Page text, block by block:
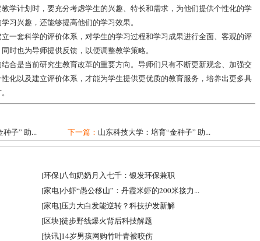
学计划时，要充分考虑学生的兴趣、特长和需求，为他们提供个性化的学
习兴趣，还能够提高他们的学习效果。
一套科学的评价体系，对学生的学习过程和学习成果进行全面、客观的评
时也为导师提供反馈，以便调整教学策略。
合是当前研究生教育改革的重要方向。导师们只有不断更新观念、加强交
化以及建立评价体系，才能为学生提供更优质的教育服务，培养出更多具
种子” 助... 下一篇： 山东科技大学：培育“金种子” 助...
[环保]八旬奶奶月入七千：银发环保兼职
[家电]小虾“愚公移山”：丹霞米虾的200米接力...
[家电]压力大白发能逆转？科技护发新解
[区块]徒步野线爆火背后科技解题
[快讯]14岁男孩网购竹叶青被咬伤